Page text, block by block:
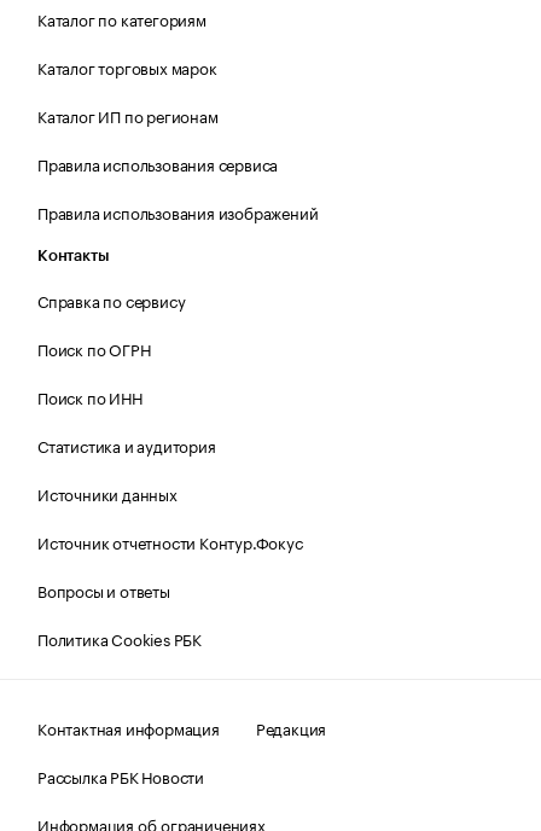
Каталог по категориям
Каталог торговых марок
Каталог ИП по регионам
Правила использования сервиса
Правила использования изображений
Контакты
Справка по сервису
Поиск по ОГРН
Поиск по ИНН
Статистика и аудитория
Источники данных
Источник отчетности Контур.Фокус
Вопросы и ответы
Политика Cookies РБК
Контактная информация
Редакция
Рассылка РБК Новости
Информация об ограничениях